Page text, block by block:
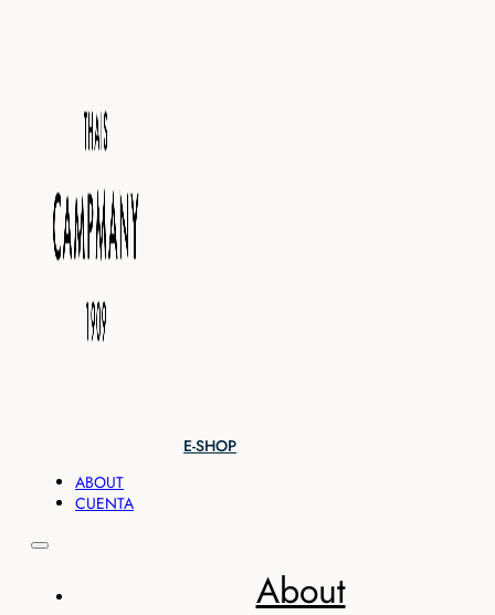
E-SHOP
ABOUT
CUENTA
About